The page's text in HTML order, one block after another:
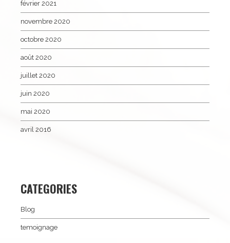
février 2021
novembre 2020
octobre 2020
août 2020
juillet 2020
juin 2020
mai 2020
avril 2016
CATEGORIES
Blog
temoignage